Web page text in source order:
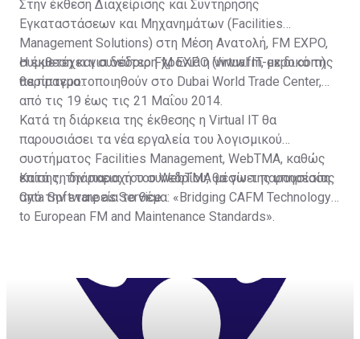
Στην έκθεση Διαχείρισης και Συντήρησης
Εγκαταστάσεων και Μηχανημάτων (Facilities
Management Solutions) στη Μέση Ανατολή, FM EXPO,
συμμετέχει για δεύτερη χρονιά η Virtual IT, με δικό της
περίπτερο.
Η έκθεση και συνέδριο FM EXPO (www.fm-expo.com)
θα πραγματοποιηθούν στο Dubai World Trade Center,
από τις 19 έως τις 21 Μαΐου 2014.
Κατά τη διάρκεια της έκθεσης η Virtual IT θα
παρουσιάσει τα νέα εργαλεία του λογισμικού
συστήματος Facilities Management, WebTMA, καθώς
επίσης, την παροχή του WebTMA μέσω της υπηρεσίας
Cyta Software as Service.
Κατά τη διάρκεια του συνεδρίου, θα γίνει παρουσίαση
από την εταιρεία το θέμα: «Bridging CAFM Technology
to European FM and Maintenance Standards».